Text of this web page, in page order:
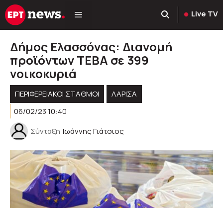
Μετάβαση
σε
Live TV
Δήμος Ελασσόνας: Διανομή
προϊόντων ΤΕΒΑ σε 399
νοικοκυριά
ΠΕΡΙΦΕΡΕΙΑΚΟΊ ΣΤΑΘΜΟΊ
ΛΑΡΙΣΑ
06/02/23 10:40
Σύνταξη Ιωάννης Γιάτσιος